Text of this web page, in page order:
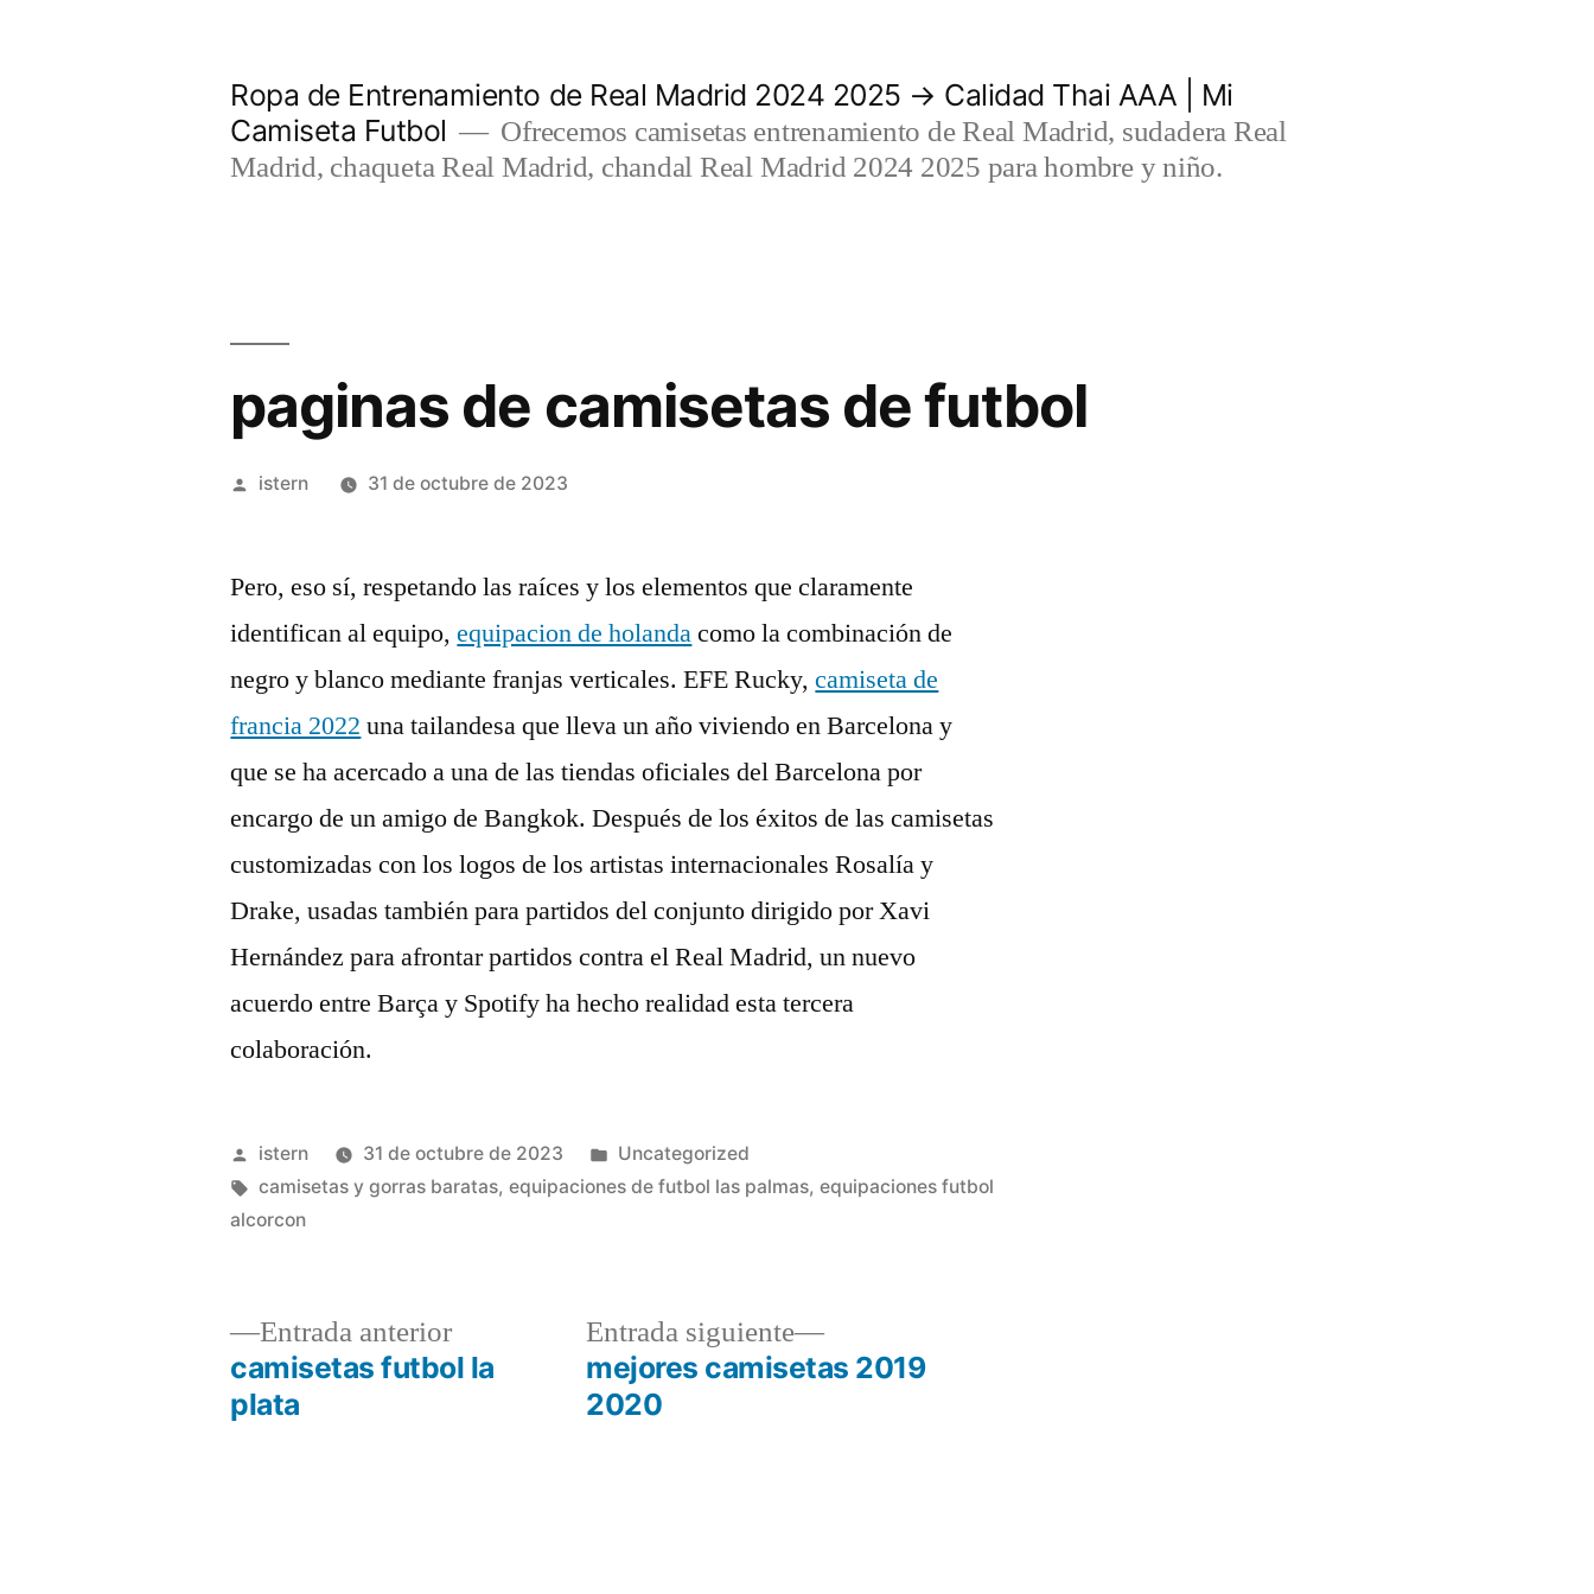
Ropa de Entrenamiento de Real Madrid 2024 2025 → Calidad Thai AAA | Mi
Camiseta Futbol
Ofrecemos camisetas entrenamiento de Real Madrid, sudadera Real
Madrid, chaqueta Real Madrid, chandal Real Madrid 2024 2025 para hombre y niño.
paginas de camisetas de futbol
Publicado
istern 31 de octubre de 2023
Pero, eso sí, respetando las raíces y los elementos que claramente
identifican al equipo,equipacion de holandacomo la combinación de
negro y blanco mediante franjas verticales. EFE Rucky,camiseta de
francia 2022 una tailandesa que lleva un año viviendo en Barcelona y
que se ha acercado a una de las tiendas oficiales del Barcelona por
encargo de un amigo de Bangkok. Después de los éxitos de las camisetas
customizadas con los logos de los artistas internacionales Rosalía y
Drake, usadas también para partidos del conjunto dirigido por Xavi
Hernández para afrontar partidos contra el Real Madrid, un nuevo
acuerdo entre Barça y Spotify ha hecho realidad esta tercera
colaboración.
Publicado
por
istern 31 de octubre de 2023
Publicado
en
Uncategorized
Etiquetas:
camisetas y gorras baratas,equipaciones de futbol las palmas,equipaciones futbol
alcorcon
Navegación
Entrada anteriorEntrada
anterior:
camisetas futbol la
plata
Entrada siguiente
Entrada
siguiente:
mejores camisetas 2019
2020